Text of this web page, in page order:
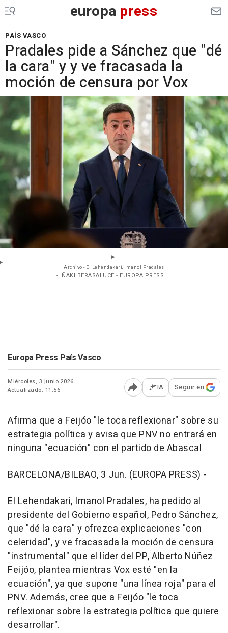
europa press
PAÍS VASCO
Pradales pide a Sánchez que "dé
la cara" y y ve fracasada la
moción de censura por Vox
Archivo - El Lehendakari, Imanol Pradales
- IÑAKI BERASALUCE - EUROPA PRESS
Europa Press País Vasco
Miércoles, 3 junio 2026
Actualizado: 11:56
Abrir opciones para
IA Seguir en
Afirma que a Feijóo "le toca reflexionar" sobre su
estrategia política y avisa que PNV no entrará en
ninguna "ecuación" con el partido de Abascal
BARCELONA/BILBAO, 3 Jun. (EUROPA PRESS) -
El Lehendakari, Imanol Pradales, ha pedido al
presidente del Gobierno español, Pedro Sánchez,
que "dé la cara" y ofrezca explicaciones "con
celeridad", y ve fracasada la moción de censura
"instrumental" que el líder del PP, Alberto Núñez
Feijóo, plantea mientras Vox esté "en la
ecuación", ya que supone "una línea roja" para el
PNV. Además, cree que a Feijóo "le toca
reflexionar sobre la estrategia política que quiere
desarrollar".